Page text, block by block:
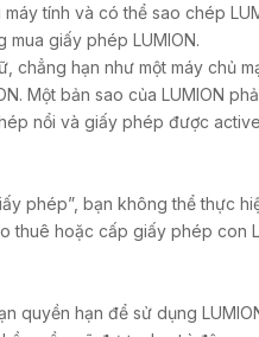
máy tính và có thể sao chép
giấy phép LUMION.
chẳng hạn như một máy
Một bản sao của LUMION
nổi và giấy phép được
phép”, bạn không thể thực
thuê hoặc cấp giấy phép con
quyền hạn để sử dụng